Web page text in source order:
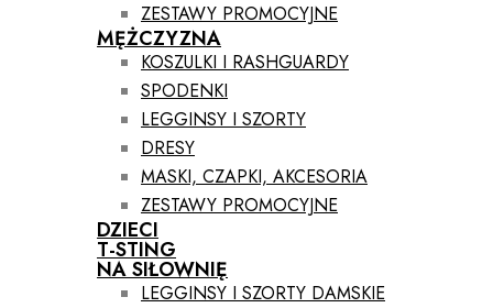
ZESTAWY PROMOCYJNE
MĘŻCZYZNA
KOSZULKI I RASHGUARDY
SPODENKI
LEGGINSY I SZORTY
DRESY
MASKI, CZAPKI, AKCESORIA
ZESTAWY PROMOCYJNE
DZIECI
T-STING
NA SIŁOWNIĘ
LEGGINSY I SZORTY DAMSKIE